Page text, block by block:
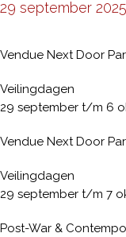
29 september 2025
Vendue Next Door
Veilingdagen
29 september t/m 6
Vendue Next Door
Veilingdagen
29 september t/m 7
Post-War &